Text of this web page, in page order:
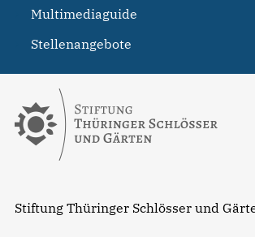
Stiftung Thüringer Schlösser und
Multimediaguide
Stellenangebote